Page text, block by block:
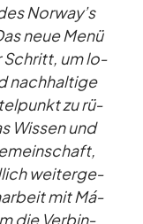
Norway’s
neue Menü
Schritt, um lo­
nach­hal­tige
zu rü­
Wis­sen und
wei­ter­ge­
mit Má­
die Ver­bin­